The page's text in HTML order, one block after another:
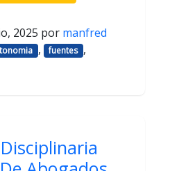
2025 por manfred
, fuentes ,